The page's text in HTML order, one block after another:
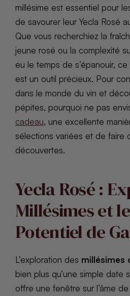
millésime est essentiel pour
de savourer leur Yecla Rosé
Que vous recherchiez la
jeune rosé ou la complexité
eu le temps de s’épanouir,
est un outil précieux. Pour
dans le monde du vin et
pépites, pourquoi ne pas
cadeau, une excellente
sélections variées et de faire
découvertes.
Yecla Rosé :
Millésimes et
Potentiel de
L’exploration des millésimes
bien plus qu’une simple date
offre une fenêtre sur l’âme